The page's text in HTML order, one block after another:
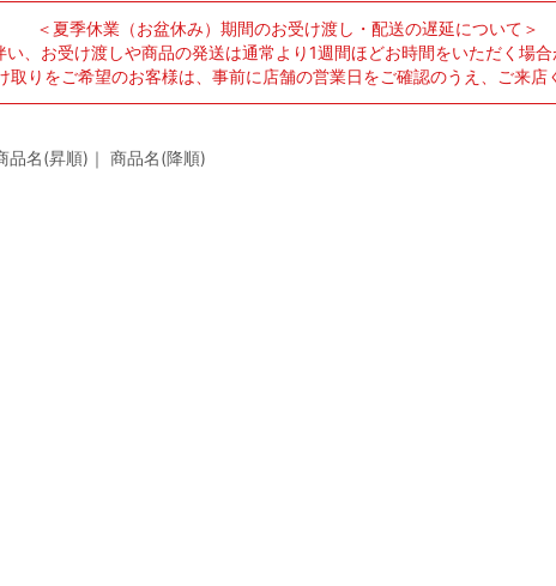
＜夏季休業（お盆休み）期間のお受け渡し・配送の遅延について＞
い、お受け渡しや商品の発送は通常より1週間ほどお時間をいただく場合
取りをご希望のお客様は、事前に店舗の営業日をご確認のうえ、ご来店
品名(昇順) ｜ 商品名(降順)